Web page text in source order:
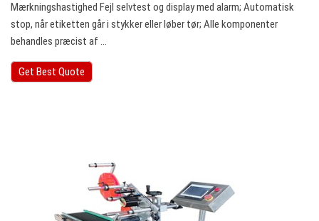
Mærkningshastighed Fejl selvtest og display med alarm; Automatisk
stop, når etiketten går i stykker eller løber tør; Alle komponenter
behandles præcist af ...
Get Best Quote